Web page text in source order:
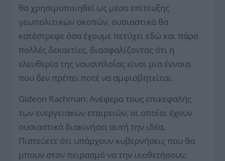
θα χρησιμοποιηθεί ως μέσο επίτευξης
γεωπολιτικών σκοπών, ουσιαστικά θα
κατέστρεφε όσα έχουμε πετύχει εδώ και πάρα
πολλές δεκαετίες, διασφαλίζοντας ότι η
ελευθερία της ναυσιπλοΐας είναι μια έννοια
που δεν πρέπει ποτέ να αμφισβητείται.
Gideon Rachman: Ανέφερα τους επικεφαλής
των ενεργειακών εταιρειών, οι οποίοι έχουν
ουσιαστικά διακινήσει αυτή την ιδέα.
Πιστεύετε ότι υπάρχουν κυβερνήσεις που θα
μπουν στον πειρασμό να την υιοθετήσουν;